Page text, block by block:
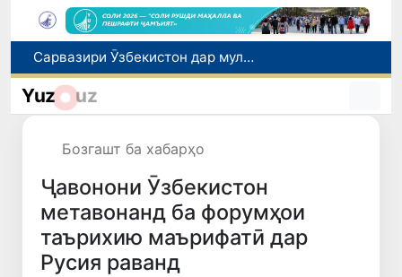
Сарвазири Ӯзбекистон дар мулоқот бо Президенти Қирғизистон дар доираи чорабиниҳои Иттиҳоди иқтисодии АвруОсиё иштирок кард
Дар Қашқадарё анҷумани байналмилалии экологӣ бо иштироки ҷавонон аз нӯҳ кишвар баргузор мешавад
Шаҳрвандони Ӯзбекистон метавонанд дар доираи барномаи H-2A ба корҳои мавсимии кишоварзӣ дар ИМА сафарбар шаванд
Yuz uz
Бозгашт ба хабарҳо
Ҷавонони Ӯзбекистон
метавонанд ба форумҳои
таърихию маърифатӣ дар
Русия раванд